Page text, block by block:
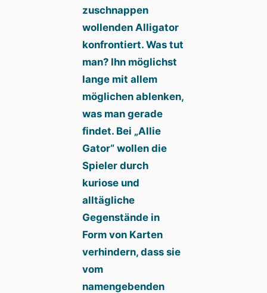
zuschnappen
wollenden Alligator
konfrontiert. Was tut
man? Ihn möglichst
lange mit allem
möglichen ablenken,
was man gerade
findet. Bei „Allie
Gator“ wollen die
Spieler durch
kuriose und
alltägliche
Gegenstände in
Form von Karten
verhindern, dass sie
vom
namengebenden